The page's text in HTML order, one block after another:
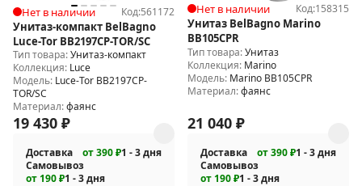
Нет в наличии Код:561172
Унитаз-компакт BelBagno
Luce-Tor BB2197CP-TOR/SC
Тип товара:Унитаз-компакт
Коллекция: Luce
Модель: Luce-Tor BB2197CP-
TOR/SC
Материал:фаянс
19 430 ₽
Доставка от 390 ₽1 - 3 дня
Самовывоз
от 190 ₽1 - 3 дня
Нет в наличии Код:158315
Унитаз BelBagno Marino
BB105CPR
Тип товара:Унитаз
Коллекция: Marino
Модель: Marino BB105CPR
Материал:фаянс
21 040 ₽
Доставка от 390 ₽1 - 3 дня
Самовывоз
от 190 ₽1 - 3 дня